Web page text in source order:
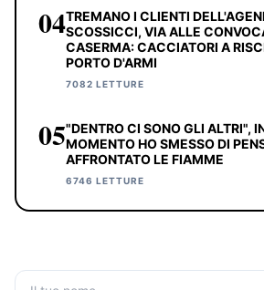
04TREMANO I CLIENTI
SCOSSICCI, VIA ALLE
CASERMA: CACCIATORI A
PORTO D'ARMI
7082 LETTURE
05"DENTRO CI SONO GLI ALTRI",
MOMENTO HO SMESSO DI
AFFRONTATO LE FIAMME
6746 LETTURE